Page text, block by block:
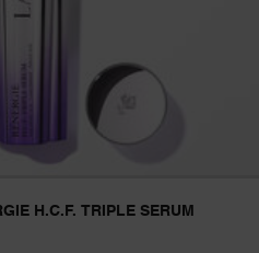
H.C.F. TRIPLE SERUM